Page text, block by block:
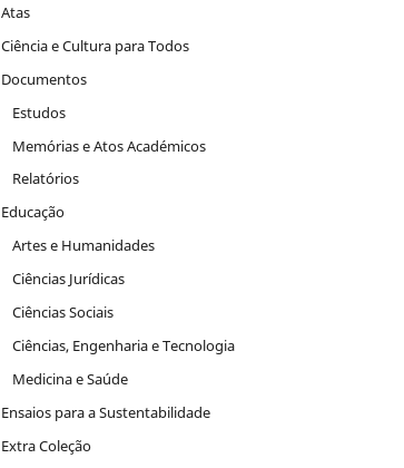
Atas
Ciência e Cultura para Todos
Documentos
Estudos
Memórias e Atos Académicos
Relatórios
Educação
Artes e Humanidades
Ciências Jurídicas
Ciências Sociais
Ciências, Engenharia e Tecnologia
Medicina e Saúde
Ensaios para a Sustentabilidade
Extra Coleção